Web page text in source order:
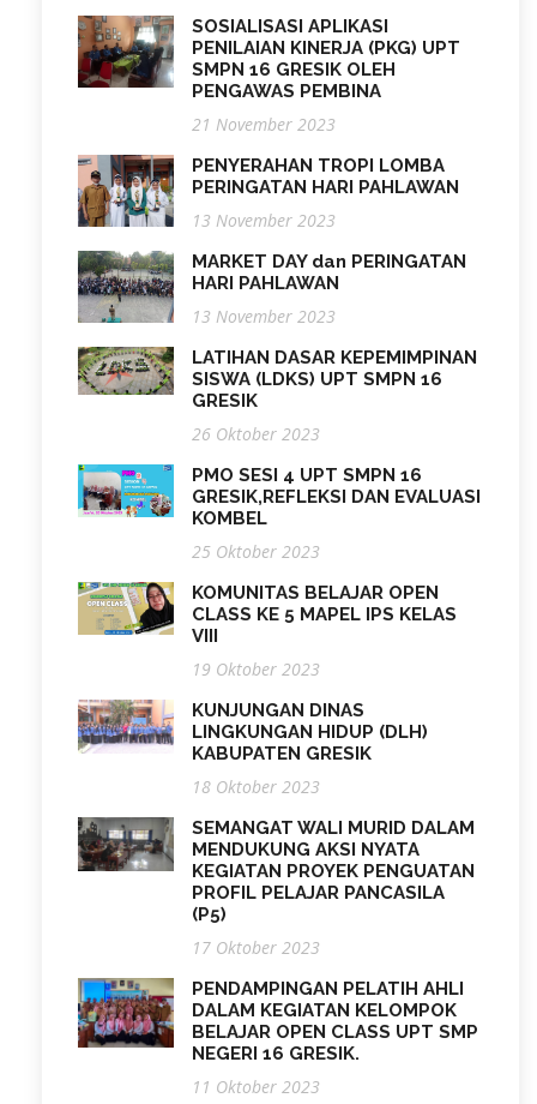
SOSIALISASI APLIKASI
PENILAIAN KINERJA (PKG) UPT
SMPN 16 GRESIK OLEH
PENGAWAS PEMBINA
21 November 2023
PENYERAHAN TROPI LOMBA
PERINGATAN HARI PAHLAWAN
13 November 2023
MARKET DAY dan PERINGATAN
HARI PAHLAWAN
13 November 2023
LATIHAN DASAR KEPEMIMPINAN
SISWA (LDKS) UPT SMPN 16
GRESIK
26 Oktober 2023
PMO SESI 4 UPT SMPN 16
GRESIK,REFLEKSI DAN EVALUASI
KOMBEL
25 Oktober 2023
KOMUNITAS BELAJAR OPEN
CLASS KE 5 MAPEL IPS KELAS
VIII
19 Oktober 2023
KUNJUNGAN DINAS
LINGKUNGAN HIDUP (DLH)
KABUPATEN GRESIK
18 Oktober 2023
SEMANGAT WALI MURID DALAM
MENDUKUNG AKSI NYATA
KEGIATAN PROYEK PENGUATAN
PROFIL PELAJAR PANCASILA
(P5)
17 Oktober 2023
PENDAMPINGAN PELATIH AHLI
DALAM KEGIATAN KELOMPOK
BELAJAR OPEN CLASS UPT SMP
NEGERI 16 GRESIK.
11 Oktober 2023